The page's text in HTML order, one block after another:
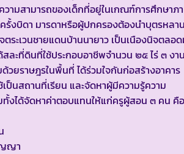
วามสามารถของเด็กที่อยู่ในเกณฑ์การศึกษาภ
ครั้งบิดา มารดาหรือผู้ปกครองต้องนำบุตรหลา
ตระเวนชายแดนบ้านนายาว เป็นเนืองนิจตลอ
ละที่ดินที่ใช้ประกอบอาชีพจำนวน ๒๕ ไร่ ๓ งา
วยราษฎรในพื้นที่ ได้ร่วมใจกันก่อสร้างอาคาร
ป็นสถานที่เรียน และจัดหาผู้มีความรู้ความ
งได้จัดหาค่าตอบแทนให้แก่ครูผู้สอน ๓ คน คือ
ญา